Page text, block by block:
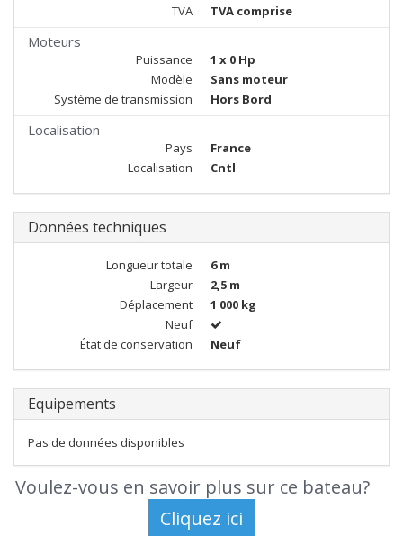
TVA
TVA comprise
Moteurs
Puissance
1 x 0 Hp
Modèle
Sans moteur
Système de transmission
Hors Bord
Localisation
Pays
France
Localisation
Cntl
Données techniques
Longueur totale
6 m
Largeur
2,5 m
Déplacement
1 000 kg
Neuf
État de conservation
Neuf
Equipements
Pas de données disponibles
Voulez-vous en savoir plus sur ce bateau?